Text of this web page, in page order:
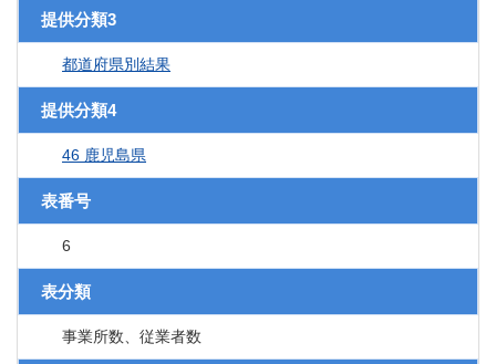
提供分類3
都道府県別結果
提供分類4
46 鹿児島県
表番号
6
表分類
事業所数、従業者数